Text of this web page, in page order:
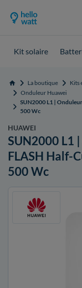
Kit solaire
Accueil La boutique Kits
Onduleur Huawei
SUN2000 L1 |
500 Wc
HUAWEI
SUN2000 L1
FLASH Half-
500 Wc